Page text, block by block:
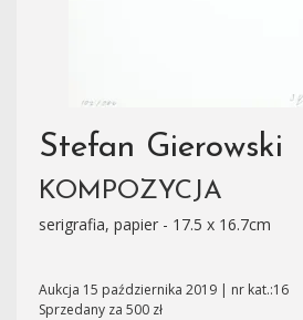
Stefan Gierowski
KOMPOZYCJA
serigrafia, papier - 17.5 x 16.7cm
Aukcja 15 października 2019 | nr kat.:16
Sprzedany za 500 zł